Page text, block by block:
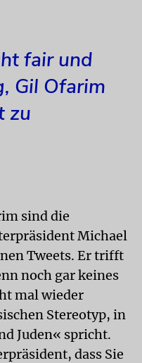
fair und
Gil Ofarim
zu
sind die
Michael
Tweets. Er trifft
noch gar keines
mal wieder
Stereotyp, in
Juden« spricht.
dass Sie